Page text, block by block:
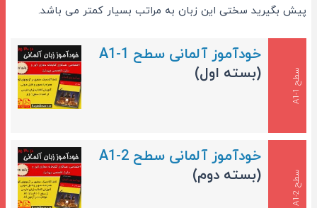
پیش بگیرید سختی این زبان به مراتب بسیار کمتر می باشد.
س
ط
ح
A
1
-
1
خودآموز آلمانی سطح A1-1
(بسته اول)
س
ط
ح
A
1
-
2
خودآموز آلمانی سطح A1-2
(بسته دوم)